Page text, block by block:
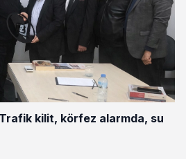
kilit, körfez alarmda, su